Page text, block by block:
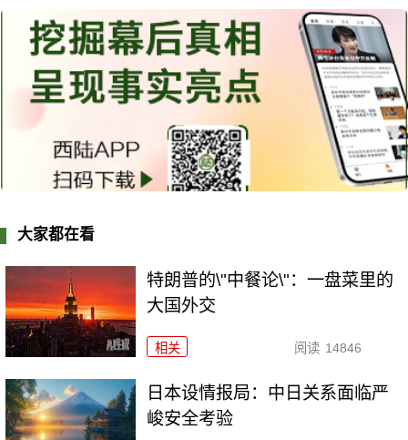
大家都在看
特朗普的\"中餐论\"：一盘菜里的
大国外交
相关 阅读 14846
日本设情报局：中日关系面临严
峻安全考验